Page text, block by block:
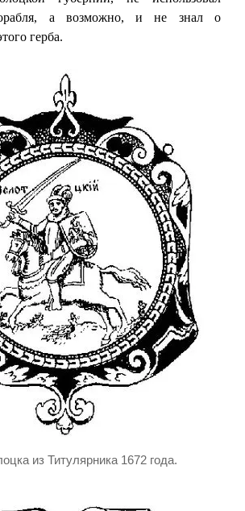
а возможно, и не знал о
герба.
из Титулярника 1672 года.